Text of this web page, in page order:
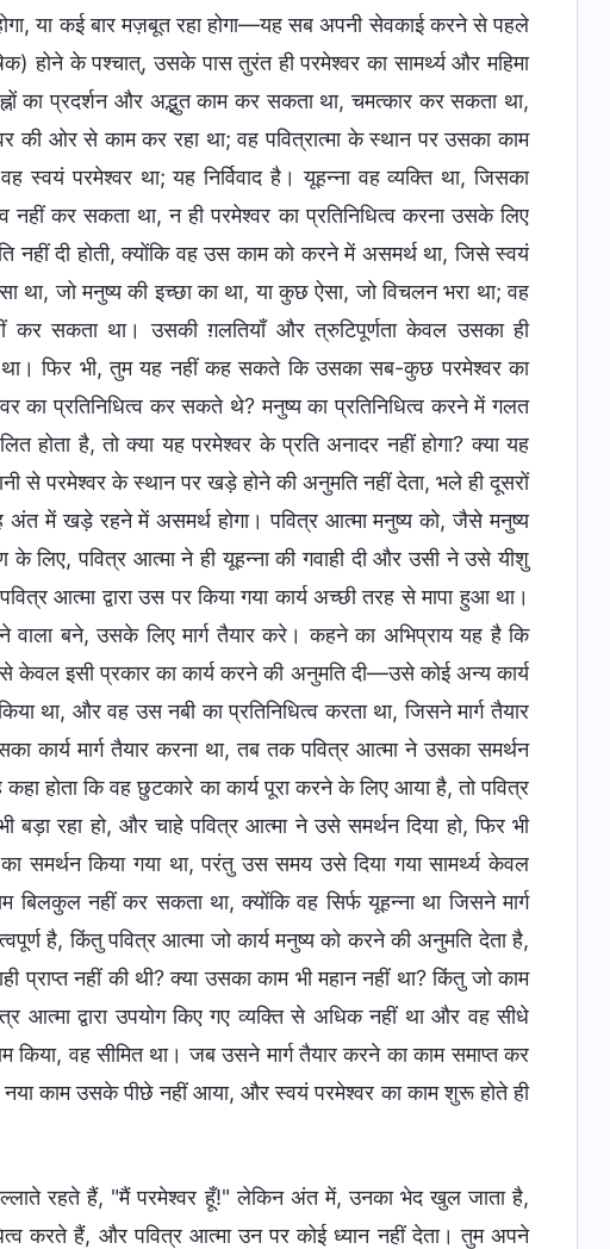
या कई बार मज़बूत रहा होगा—यह सब अपनी सेवकाई करने से पहले
होने के पश्चात्, उसके पास तुरंत ही परमेश्वर का सामर्थ्य और महिमा
का प्रदर्शन और अद्भुत काम कर सकता था, चमत्कार कर सकता था,
की ओर से काम कर रहा था; वह पवित्रात्मा के स्थान पर उसका काम
परमेश्वर था; यह निर्विवाद है। यूहन्ना वह व्यक्ति था, जिसका
नहीं कर सकता था, न ही परमेश्वर का प्रतिनिधित्व करना उसके लिए
नहीं दी होती, क्योंकि वह उस काम को करने में असमर्थ था, जिसे स्वयं
जो मनुष्य की इच्छा का था, या कुछ ऐसा, जो विचलन भरा था; वह
कर सकता था। उसकी ग़लतियाँ और त्रुटिपूर्णता केवल उसका ही
था। फिर भी, तुम यह नहीं कह सकते कि उसका सब-कुछ परमेश्वर का
का प्रतिनिधित्व कर सकते थे? मनुष्य का प्रतिनिधित्व करने में गलत
होता है, तो क्या यह परमेश्वर के प्रति अनादर नहीं होगा? क्या यह
से परमेश्वर के स्थान पर खड़े होने की अनुमति नहीं देता, भले ही दूसरों
अंत में खड़े रहने में असमर्थ होगा। पवित्र आत्मा मनुष्य को, जैसे मनुष्य
के लिए, पवित्र आत्मा ने ही यूहन्ना की गवाही दी और उसी ने उसे यीशु
आत्मा द्वारा उस पर किया गया कार्य अच्छी तरह से मापा हुआ था।
वाला बने, उसके लिए मार्ग तैयार करे। कहने का अभिप्राय यह है कि
केवल इसी प्रकार का कार्य करने की अनुमति दी—उसे कोई अन्य कार्य
था, और वह उस नबी का प्रतिनिधित्व करता था, जिसने मार्ग तैयार
कार्य मार्ग तैयार करना था, तब तक पवित्र आत्मा ने उसका समर्थन
होता कि वह छुटकारे का कार्य पूरा करने के लिए आया है, तो पवित्र
रहा हो, और चाहे पवित्र आत्मा ने उसे समर्थन दिया हो, फिर भी
समर्थन किया गया था, परंतु उस समय उसे दिया गया सामर्थ्य केवल
बिलकुल नहीं कर सकता था, क्योंकि वह सिर्फ यूहन्ना था जिसने मार्ग
है, किंतु पवित्र आत्मा जो कार्य मनुष्य को करने की अनुमति देता है,
नहीं की थी? क्या उसका काम भी महान नहीं था? किंतु जो काम
द्वारा उपयोग किए गए व्यक्ति से अधिक नहीं था और वह सीधे
वह सीमित था। जब उसने मार्ग तैयार करने का काम समाप्त कर
नया काम उसके पीछे नहीं आया, और स्वयं परमेश्वर का काम शुरू होते ही
रहते हैं, "मैं परमेश्‍वर हूँ!" लेकिन अंत में, उनका भेद खुल जाता है,
करते हैं, और पवित्र आत्मा उन पर कोई ध्यान नहीं देता। तुम अपने